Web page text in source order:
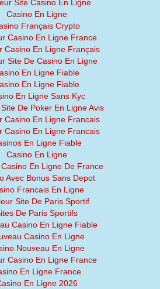
Site Casino En Ligne
Casino En Ligne
Français Crypto
Casino En Ligne France
Casino En Ligne Français
Site De Casino En Ligne
En Ligne Fiable
En Ligne Fiable
En Ligne Sans Kyc
De Poker En Ligne Avis
Casino En Ligne Francais
Casino En Ligne Francais
En Ligne Fiable
Casino En Ligne
En Ligne De France
Avec Bonus Sans Depot
Francais En Ligne
Site De Paris Sportif
De Paris Sportifs
Casino En Ligne Fiable
Casino En Ligne
Nouveau En Ligne
Casino En Ligne France
En Ligne France
En Ligne 2026